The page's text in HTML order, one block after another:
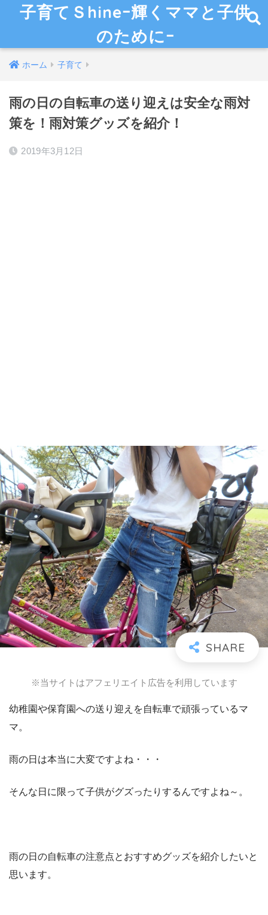
子育てＳhineｰ輝くママと子供
のためにｰ
ホーム 子育て
雨の日の自転車の送り迎えは安全な雨対
策を！雨対策グッズを紹介！
2019年3月12日
※当サイトはアフェリエイト広告を利用しています
幼稚園や保育園への送り迎えを自転車で頑張っているマ
マ。
雨の日は本当に大変ですよね・・・
そんな日に限って子供がグズったりするんですよね～。
雨の日の自転車の注意点とおすすめグッズを紹介したいと
思います。